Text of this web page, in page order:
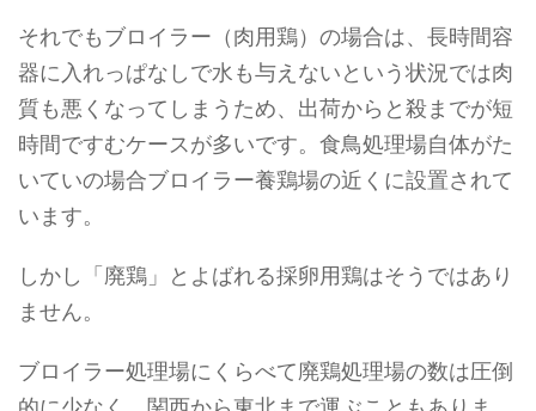
それでもブロイラー（肉用鶏）の場合は、長時間容
器に入れっぱなしで水も与えないという状況では肉
質も悪くなってしまうため、出荷からと殺までが短
時間ですむケースが多いです。食鳥処理場自体がた
いていの場合ブロイラー養鶏場の近くに設置されて
います。
しかし「廃鶏」とよばれる採卵用鶏はそうではあり
ません。
ブロイラー処理場にくらべて廃鶏処理場の数は圧倒